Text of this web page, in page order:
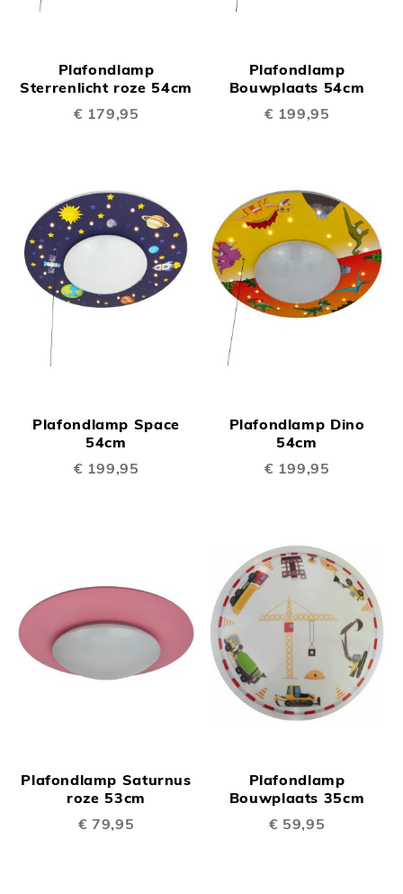
Plafondlamp
Sterrenlicht roze 54cm
€ 179,95
Plafondlamp
Bouwplaats 54cm
€ 199,95
Plafondlamp Space
54cm
€ 199,95
Plafondlamp Dino
54cm
€ 199,95
Plafondlamp Saturnus
roze 53cm
€ 79,95
Plafondlamp
Bouwplaats 35cm
€ 59,95